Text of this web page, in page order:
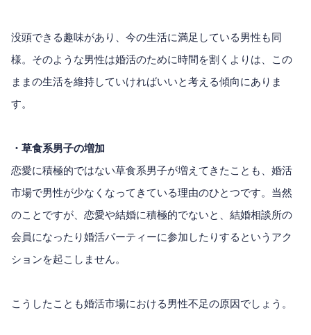
没頭できる趣味があり、今の生活に満足している男性も同
様。そのような男性は婚活のために時間を割くよりは、この
ままの生活を維持していければいいと考える傾向にありま
す。
・草食系男子の増加
恋愛に積極的ではない草食系男子が増えてきたことも、婚活
市場で男性が少なくなってきている理由のひとつです。当然
のことですが、恋愛や結婚に積極的でないと、結婚相談所の
会員になったり婚活パーティーに参加したりするというアク
ションを起こしません。
こうしたことも婚活市場における男性不足の原因でしょう。